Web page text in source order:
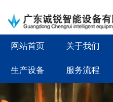
网站首页 关于我们
生产设备 服务流程